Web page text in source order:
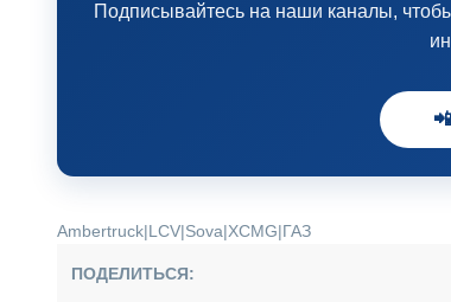
Подписывайтесь на наши каналы,
Ambertruck|LCV|Sova|XCMG|ГАЗ
ПОДЕЛИТЬСЯ: